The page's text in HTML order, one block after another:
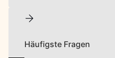
Häufigste Fragen